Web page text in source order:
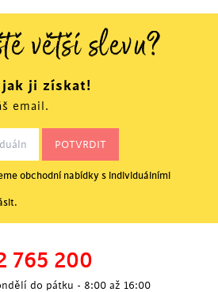
větší slevu?
jak ji získat!
email.
obchodní nabídky s individuálními
765 200
do pátku - 8:00 až 16:00